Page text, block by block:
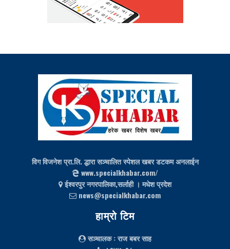
विग विजनेश प्रा.लि. द्धारा सञ्चालित स्पेशल खबर डटकम अनलाईन
www.specialkhabar.com/
ईश्‍वरपुर नगरपालिका,सर्लाही । मधेश प्रदेश
news@specialkhabar.com
हाम्रो टिम
सञ्चालक: राज बबर साह